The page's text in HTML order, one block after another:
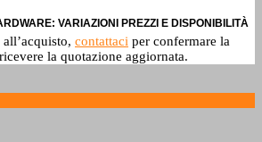
VARIAZIONI PREZZI E DISPONIBILITÀ
contattaci per confermare la
la quotazione aggiornata.